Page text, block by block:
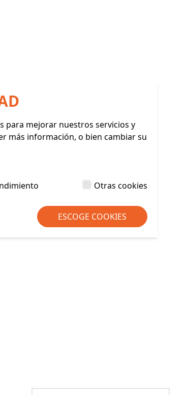
para mejorar nuestros servicios y
más información, o bien cambiar su
Otras cookies
ESCOGE COOKIES